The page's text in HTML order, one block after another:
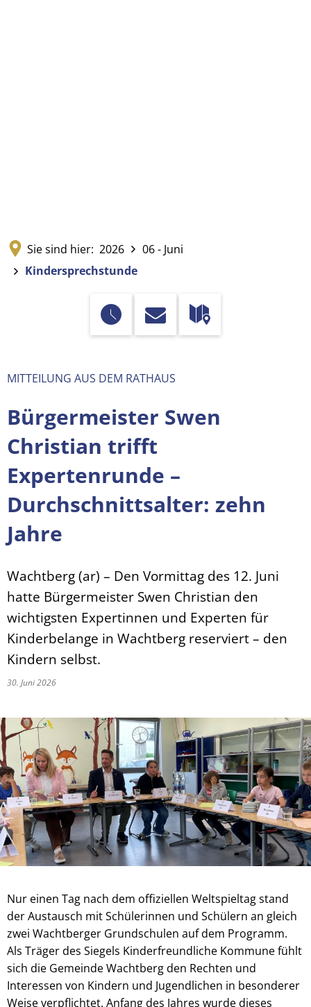
Sie sind hier: 2026
06 - Juni
Kindersprechstunde
MITTEILUNG AUS DEM RATHAUS
Bürgermeister Swen
Christian trifft
Expertenrunde –
Durchschnittsalter: zehn
Jahre
Wachtberg (ar) – Den Vormittag des 12. Juni
hatte Bürgermeister Swen Christian den
wichtigsten Expertinnen und Experten für
Kinderbelange in Wachtberg reserviert – den
Kindern selbst.
30. Juni 2026
Nur einen Tag nach dem offiziellen Weltspieltag stand
der Austausch mit Schülerinnen und Schülern an gleich
zwei Wachtberger Grundschulen auf dem Programm.
Als Träger des Siegels Kinderfreundliche Kommune fühlt
sich die Gemeinde Wachtberg den Rechten und
Interessen von Kindern und Jugendlichen in besonderer
Weise verpflichtet. Anfang des Jahres wurde dieses